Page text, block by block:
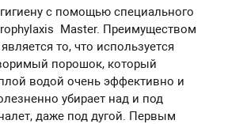
с помощью специального
Master. Преимуществом
то, что используется
порошок, который
водой очень эффективно и
убирает над и под
даже под дугой. Первым